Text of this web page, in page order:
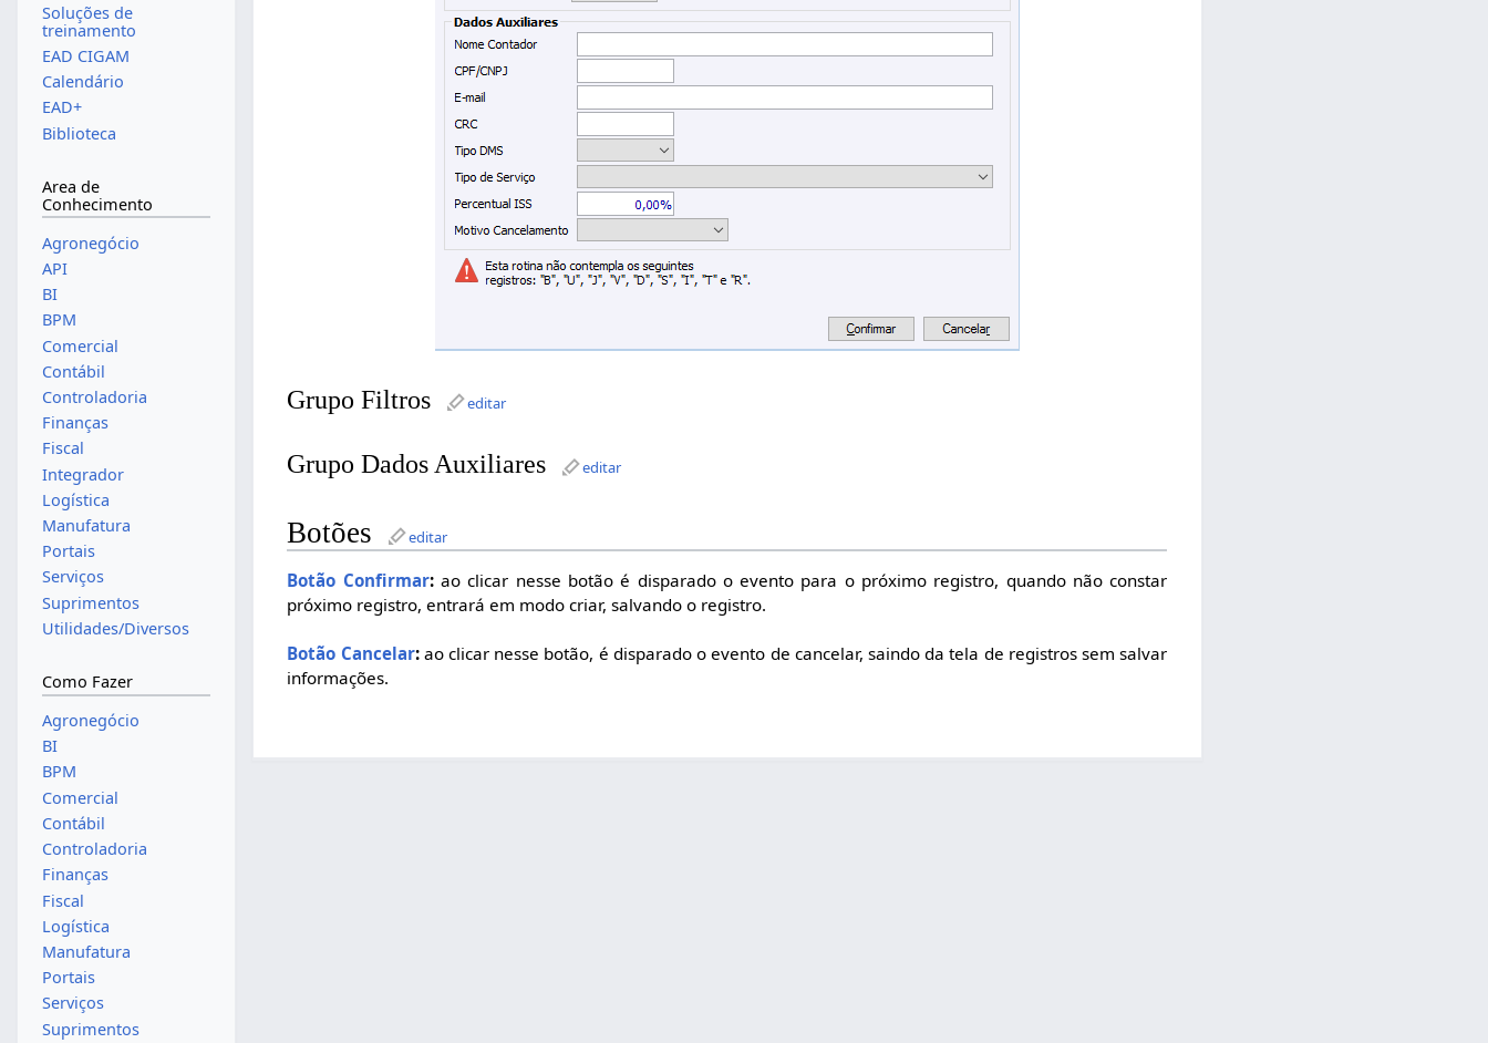
Grupo Filtros editar
Grupo Dados Auxiliares editar
Botões editar
Botão Confirmar:ao clicar nesse botão é disparado o evento para o próximo registro, quando não constar
próximo registro, entrará em modo criar, salvando o registro.
Botão Cancelar:ao clicar nesse botão, é disparado o evento de cancelar, saindo da tela de registros sem salvar
informações.
Soluções de
treinamento
EAD CIGAM
Calendário
EAD+
Biblioteca
Area de
Conhecimento
Agronegócio
API
BI
BPM
Comercial
Contábil
Controladoria
Finanças
Fiscal
Integrador
Logística
Manufatura
Portais
Serviços
Suprimentos
Utilidades/Diversos
Como Fazer
Agronegócio
BI
BPM
Comercial
Contábil
Controladoria
Finanças
Fiscal
Logística
Manufatura
Portais
Serviços
Suprimentos